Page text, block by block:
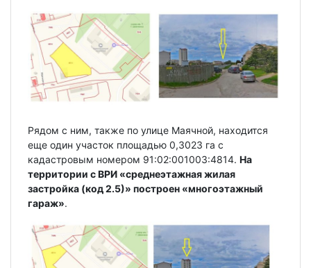
Рядом с ним, также по улице Маячной, находится
еще один участок площадью 0,3023 га с
кадастровым номером 91:02:001003:4814. На
территории с ВРИ «среднеэтажная жилая
застройка (код 2.5)» построен «многоэтажный
гараж».